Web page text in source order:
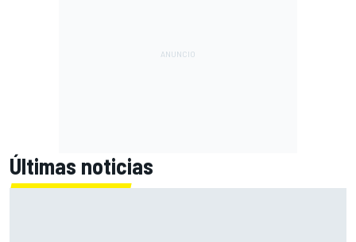
Últimas noticias